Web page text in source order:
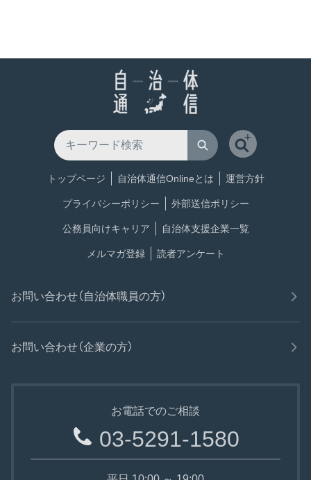
トップページ 自治体通信Onlineとは 運営方針
プライバシーポリシー 外部送信ポリシー
公務員向けキャリア 自治体支援企業一覧
メルマガ登録 読者アンケート
お問い合わせ（自治体職員の方）
お問い合わせ（企業の方）
お電話でのご相談
03-5291-1580